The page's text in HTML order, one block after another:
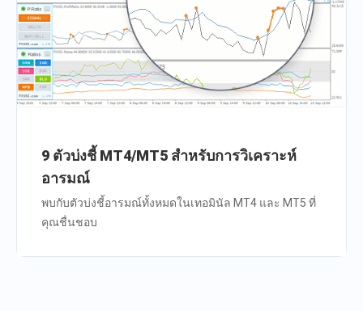
9 ตัวบ่งชี้ MT4/MT5 สำหรับการวิเคราะห์
อารมณ์
พบกับตัวบ่งชี้อารมณ์ทั้งหมดในเทอมินัล MT4 และ MT5 ที่
คุณชื่นชอบ